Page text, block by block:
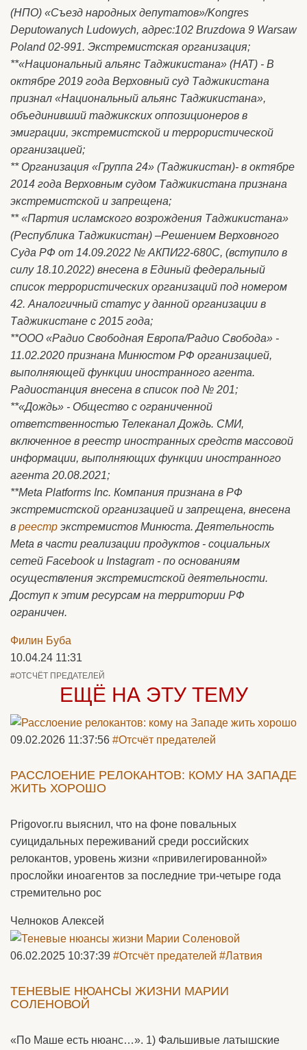
(НПО) «Съезд народных депутатов»/Kongres
Deputowanych Ludowych, адрес:102 Bruzdowa 9 Warsaw
Poland 02-991. Экстремистская организация;
**«Национальный альянс Таджикистана» (НАТ) - В
октябре 2019 года Верховный суд Таджикистана
признал «Национальный альянс Таджикистана»,
объединивший таджикских оппозиционеров в
эмиграции, экстремистской и террористической
организацией;
** Организация «Группа 24» (Таджикистан)- в октябре
2014 года Верховным судом Таджикистана признана
экстремистской и запрещена;
** «Партия исламского возрождения Таджикистана»
(Республика Таджикистан) –Решением Верховного
Суда РФ от 14.09.2022 № АКПИ22-680С, (вступило в
силу 18.10.2022) внесена в Единый федеральный
список террористических организаций под номером
42. Аналогичный статус у данной организации в
Таджикистане с 2015 года;
**ООО «Радио Свободная Европа/Радио Свобода» -
11.02.2020 признана Минюстом РФ организацией,
выполняющей функции иностранного агента.
Радиостанция внесена в список под № 201;
**«Дождь» - Общество с ограниченной
ответственностью Телеканал Дождь. СМИ,
включенное в реестр иностранных средств массовой
информации, выполняющих функции иностранного
агента 20.08.2021;
**Meta Platforms Inc. Компания признана в РФ
экстремистской организацией и запрещена, внесена
в реестр экстремистов Минюста. Деятельность
Meta в части реализации продуктов - социальных
сетей Facebook и Instagram - по основаниям
осуществления экстремистской деятельности.
Доступ к этим ресурсам на территории РФ
ограничен.
Филин Буба
10.04.24 11:31
#ОТСЧЁТ ПРЕДАТЕЛЕЙ
ЕЩЁ НА ЭТУ ТЕМУ
09.02.2026 11:37:56 #Отсчёт предателей
РАССЛОЕНИЕ РЕЛОКАНТОВ: КОМУ НА ЗАПАДЕ
ЖИТЬ ХОРОШО
Prigovor.ru выяснил, что на фоне повальных
суицидальных переживаний среди российских
релокантов, уровень жизни «привилегированной»
прослойки иноагентов за последние три-четыре года
стремительно рос
Челноков Алексей
06.02.2025 10:37:39 #Отсчёт предателей #Латвия
ТЕНЕВЫЕ НЮАНСЫ ЖИЗНИ МАРИИ
СОЛЕНОВОЙ
«По Маше есть нюанс…». 1) Фальшивые латышские